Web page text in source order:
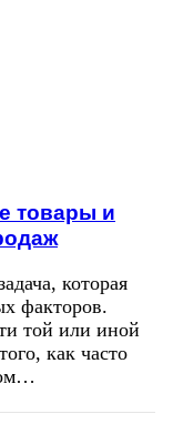
товары и
которая
факторов.
той или иной
как часто